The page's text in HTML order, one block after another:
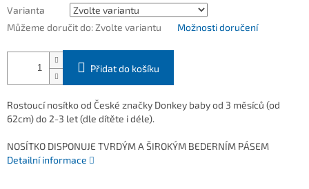
Varianta
Můžeme doručit do: Zvolte variantu Možnosti doručení
Přidat do košíku
Rostoucí nosítko od České značky Donkey baby od 3 měsíců (od
62cm) do 2-3 let (dle dítěte i déle).
NOSÍTKO DISPONUJE TVRDÝM A ŠIROKÝM BEDERNÍM PÁSEM
Detailní informace